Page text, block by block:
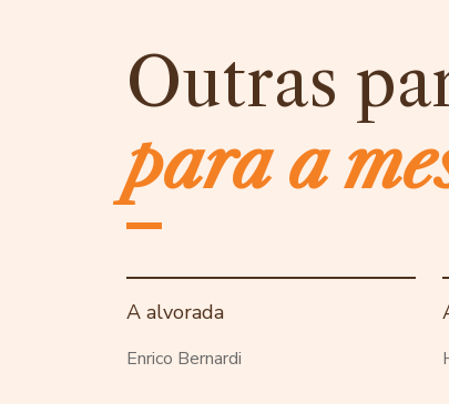
Outras
para a
A alvorada
Enrico Bernardi